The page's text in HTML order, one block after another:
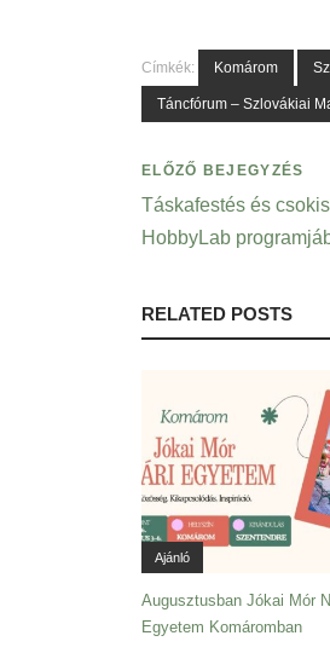
Címkék: Komárom
Táncfórum – Szlovákiai
ELŐZŐ BEJEGYZÉS
Táskafestés és
HobbyLab
RELATED POSTS
Ajánló
Augusztusban Jókai Mór
Egyetem Komáromban